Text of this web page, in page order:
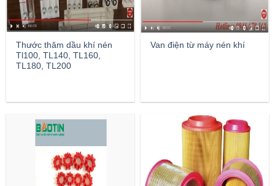
Thước thăm dầu khí nén
Tl100, TL140, TL160,
TL180, TL200
Van điện từ máy nén khí